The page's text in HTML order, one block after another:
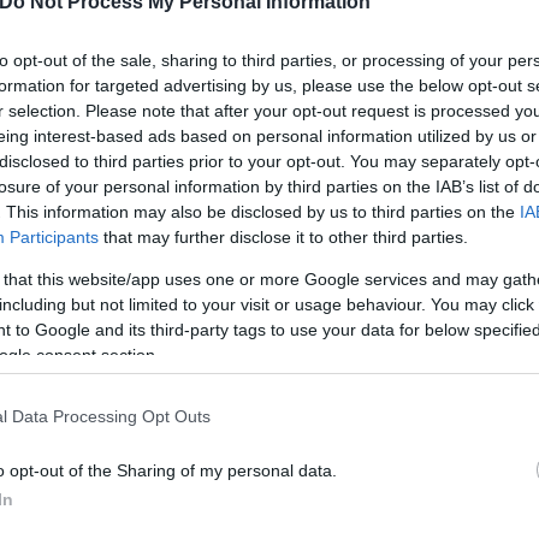
opt-out of the sale, sharing to third parties, or processing of your
for targeted advertising by us, please use the below opt-out
selection. Please note that after your opt-out request is processed
interest-based ads based on personal information utilized by us
to third parties prior to your opt-out. You may separately
of your personal information by third parties on the IAB’s list of
This information may also be disclosed by us to third parties on the
Participants that may further disclose it to other third parties.
that this website/app uses one or more Google services and may
but not limited to your visit or usage behaviour. You may
to Google and its third-party tags to use your data for below
consent section.
Data Processing Opt Outs
opt-out of the Sharing of my personal data.
ο κ. Πλεύρης τόνισε ότι οι πολίτες άνω των 60
προχωρήσει και στην ενισχυτική δόση. Όπως
δεν έχουν προχωρήσει στον εμβολιασμό τους.
στις ΜΕΘ, οι ανεμβολίαστοι
η συντριπτική πλειοψηφία δεν έχει